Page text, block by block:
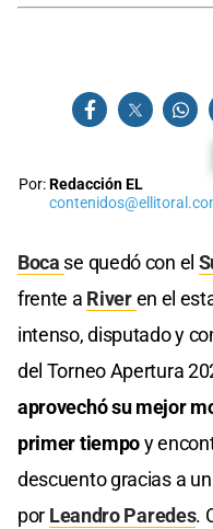
Por:Redacción EL
Boca se quedó con el
frente a Riveren el
intenso, disputado y
del Torneo Apertura
aprovechó su mejor
primer tiempoy
descuento gracias a
por Leandro Paredes.